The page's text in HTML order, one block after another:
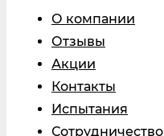
О компании
Отзывы
Акции
Контакты
Испытания
Сотрудничество